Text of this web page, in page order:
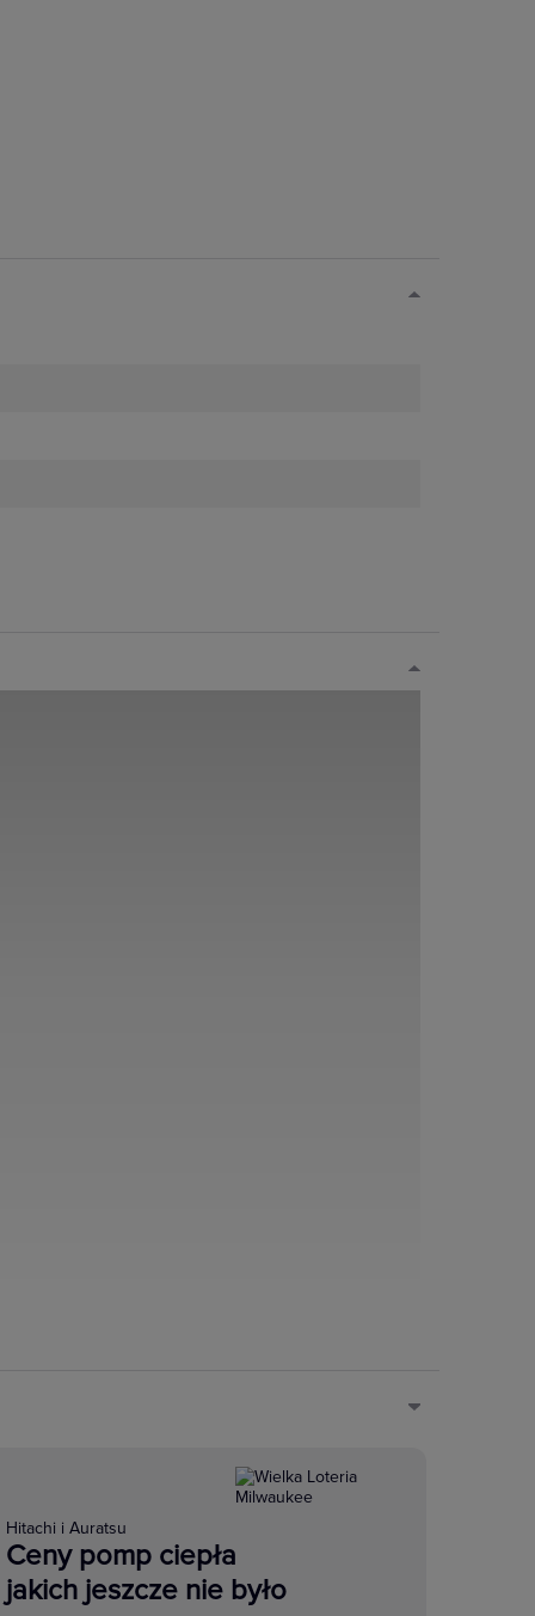
Hitachi i Auratsu
Ceny pomp ciepła
jakich jeszcze nie było